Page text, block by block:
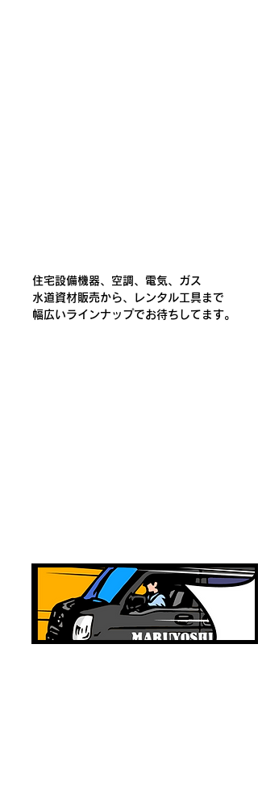
住宅設備機器、 空調、電気、ガス
水道資材販売から、レンタル工具まで
幅広いラインナップでお待ちしてます。